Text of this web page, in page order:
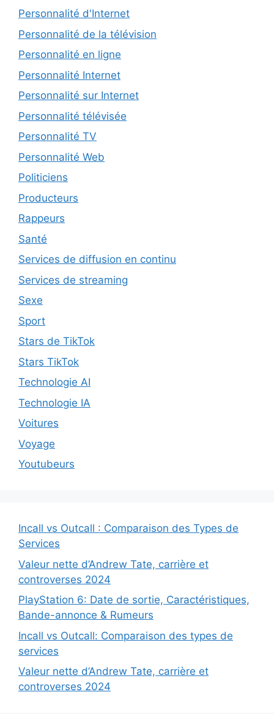
Personnalité d'Internet
Personnalité de la télévision
Personnalité en ligne
Personnalité Internet
Personnalité sur Internet
Personnalité télévisée
Personnalité TV
Personnalité Web
Politiciens
Producteurs
Rappeurs
Santé
Services de diffusion en continu
Services de streaming
Sexe
Sport
Stars de TikTok
Stars TikTok
Technologie AI
Technologie IA
Voitures
Voyage
Youtubeurs
Incall vs Outcall : Comparaison des Types de
Services
Valeur nette d’Andrew Tate, carrière et
controverses 2024
PlayStation 6: Date de sortie, Caractéristiques,
Bande-annonce & Rumeurs
Incall vs Outcall: Comparaison des types de
services
Valeur nette d’Andrew Tate, carrière et
controverses 2024